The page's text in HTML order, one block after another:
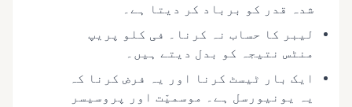
شدہ قدر کو برباد کر دیتا ہے۔
لیبر کا حساب نہ کرنا۔ فی کلو پریپ
منٹس نتیجہ کو بدل دیتے ہیں۔
ایک بار ٹیسٹ کرنا اور یہ فرض کرنا کہ
یہ یونیورسل ہے۔ موسمیّت اور پروسیسر